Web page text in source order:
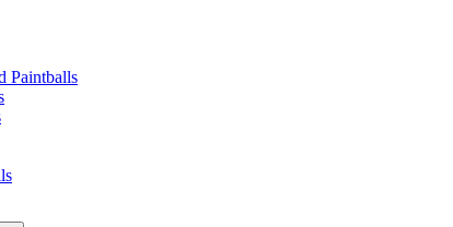
Paintballs